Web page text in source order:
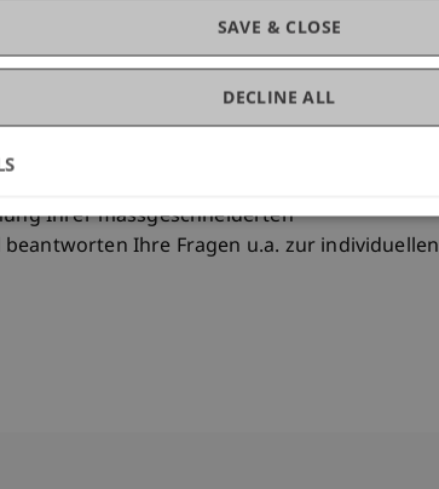
durch eine gezielte akademische
Sie Ihr professionelles Netzwerk mit
31. März 2026 einen Preisvorteil von 10%
Ihrer massgeschneiderten
Ihre Fragen u.a. zur individuellen
SAVE & CLOSE
DECLINE ALL